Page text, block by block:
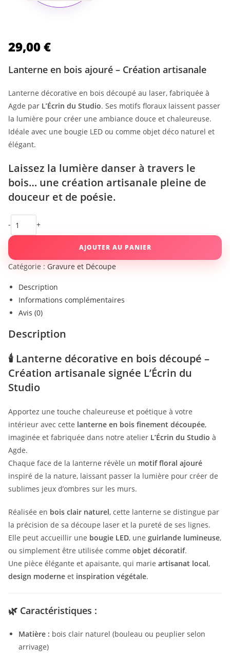
29,00€
Lanterne en bois ajouré – Création artisanale
Lanterne décorative en bois découpé au laser, fabriquée à
Agde par L’Écrin du Studio. Ses motifs floraux laissent passer
la lumière pour créer une ambiance douce et chaleureuse.
Idéale avec une bougie LED ou comme objet déco naturel et
élégant.
Laissez la lumière danser à travers le
bois… une création artisanale pleine de
douceur et de poésie.
- +
AJOUTER AU PANIER
Catégorie : Gravure et Découpe
Description
Informations complémentaires
Avis (0)
Description
🕯️ Lanterne décorative en bois découpé –
Création artisanale signée L’Écrin du
Studio
Apportez une touche chaleureuse et poétique à votre
intérieur avec cette lanterne en bois finement découpée,
imaginée et fabriquée dans notre atelier L’Écrin du Studio à
Agde.
Chaque face de la lanterne révèle un motif floral ajouré
inspiré de la nature, laissant passer la lumière pour créer de
sublimes jeux d’ombres sur les murs.
Réalisée en bois clair naturel, cette lanterne se distingue par
la précision de sa découpe laser et la pureté de ses lignes.
Elle peut accueillir une bougie LED, une guirlande lumineuse,
ou simplement être utilisée comme objet décoratif.
Une pièce élégante et apaisante, qui marie artisanat local,
design moderne et inspiration végétale.
🌿 Caractéristiques :
Matière : bois clair naturel (bouleau ou peuplier selon
arrivage)